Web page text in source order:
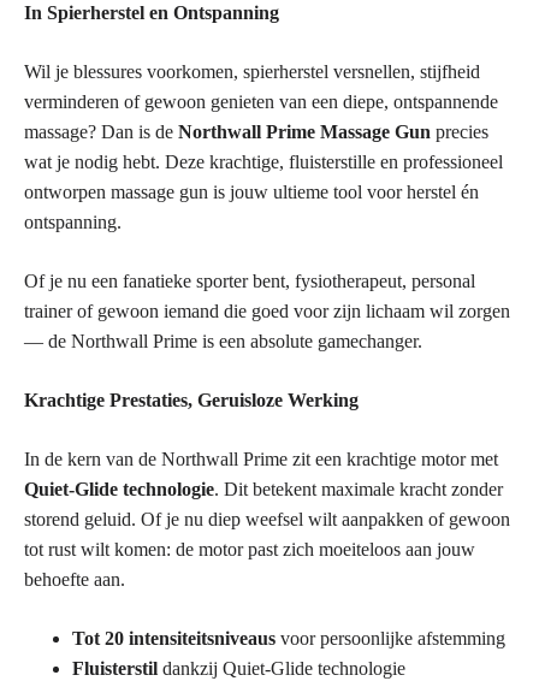
In Spierherstel en Ontspanning
Wil je blessures voorkomen, spierherstel versnellen, stijfheid
verminderen of gewoon genieten van een diepe, ontspannende
massage? Dan is de Northwall Prime Massage Gun precies
wat je nodig hebt. Deze krachtige, fluisterstille en professioneel
ontworpen massage gun is jouw ultieme tool voor herstel én
ontspanning.
Of je nu een fanatieke sporter bent, fysiotherapeut, personal
trainer of gewoon iemand die goed voor zijn lichaam wil zorgen
— de Northwall Prime is een absolute gamechanger.
Krachtige Prestaties, Geruisloze Werking
In de kern van de Northwall Prime zit een krachtige motor met
Quiet-Glide technologie. Dit betekent maximale kracht zonder
storend geluid. Of je nu diep weefsel wilt aanpakken of gewoon
tot rust wilt komen: de motor past zich moeiteloos aan jouw
behoefte aan.
Tot 20 intensiteitsniveaus voor persoonlijke afstemming
Fluisterstil dankzij Quiet-Glide technologie